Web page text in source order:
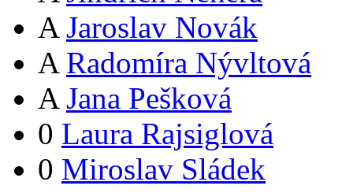
A Jaroslav Novák
A Radomíra Nývltová
A Jana Pešková
0 Laura Rajsiglová
0 Miroslav Sládek